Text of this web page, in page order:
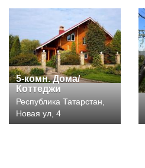
5-комн. Дома/
Коттеджи
Республика Татарстан,
Новая ул, 4